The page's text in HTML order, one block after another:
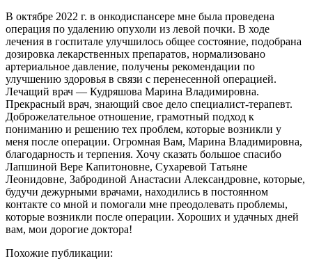
В октябре 2022 г. в онкодиспансере мне была проведена
операция по удалению опухоли из левой почки. В ходе
лечения в госпитале улучшилось общее состояние, подобрана
дозировка лекарственных препаратов, нормализовано
артериальное давление, получены рекомендации по
улучшению здоровья в связи с перенесенной операцией.
Лечащий врач — Кудряшова Марина Владимировна.
Прекрасный врач, знающий свое дело специалист-терапевт.
Доброжелательное отношение, грамотный подход к
пониманию и решению тех проблем, которые возникли у
меня после операции. Огромная Вам, Марина Владимировна,
благодарность и терпения. Хочу сказать большое спасибо
Лапшиной Вере Капитоновне, Сухаревой Татьяне
Леонидовне, Забродиной Анастасии Александровне, которые,
будучи дежурными врачами, находились в постоянном
контакте со мной и помогали мне преодолевать проблемы,
которые возникли после операции. Хороших и удачных дней
вам, мои дорогие доктора!
Похожие публикации: